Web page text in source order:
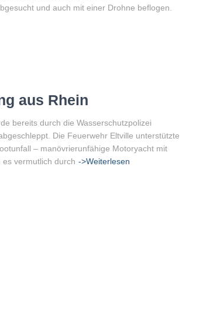
und auch mit einer Drohne beflogen.
aus Rhein
bereits durch die Wasserschutzpolizei
Die Feuerwehr Eltville unterstützte
– manövrierunfähige Motoryacht mit
vermutlich durch ->Weiterlesen